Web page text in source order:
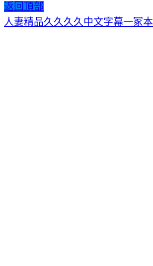
返回頂部
人妻精品久久久久中文字幕一冢本